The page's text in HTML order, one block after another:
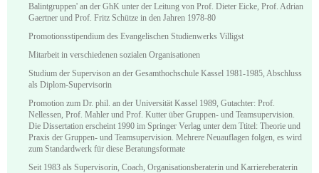
Balintgruppen' an der GhK unter der Leitung von Prof. Dieter Eicke, Prof. Adrian
Gaertner und Prof. Fritz Schütze in den Jahren 1978-80
Promotionsstipendium des Evangelischen Studienwerks Villigst
Mitarbeit in verschiedenen sozialen Organisationen
Studium der Supervison an der Gesamthochschule Kassel 1981-1985, Abschluss
als Diplom-Supervisorin
Promotion zum Dr. phil. an der Universität Kassel 1989, Gutachter: Prof.
Nellessen, Prof. Mahler und Prof. Kutter über Gruppen- und Teamsupervision.
Die Dissertation erscheint 1990 im Springer Verlag unter dem Ttitel: Theorie und
Praxis der Gruppen- und Teamsupervision. Mehrere Neuauflagen folgen, es wird
zum Standardwerk für diese Beratungsformate
Seit 1983 als Supervisorin, Coach, Organisationsberaterin und Karriereberaterin